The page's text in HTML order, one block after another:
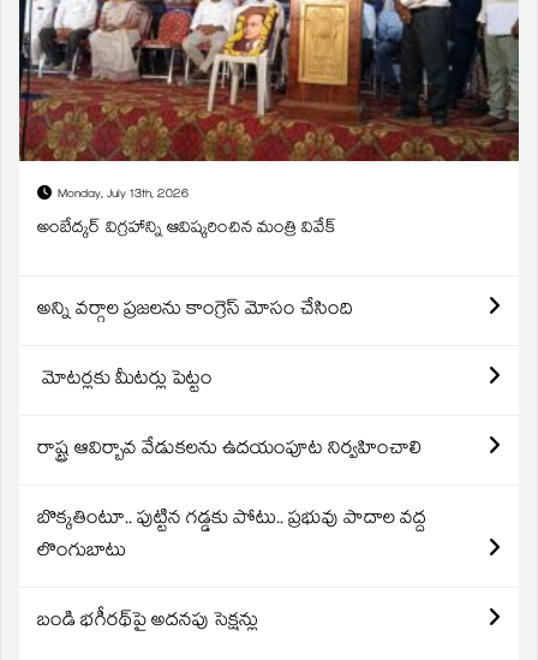
Monday, July 13th, 2026
అంబేద్కర్ విగ్రహాన్ని ఆవిష్కరించిన మంత్రి వివేక్
అన్ని వర్గాల ప్రజలను కాంగ్రెస్ మోసం చేసింది
మోటర్లకు మీటర్లు పెట్టం
రాష్ట్ర ఆవిర్బావ వేడుకలను ఉదయంపూట నిర్వహించాలి
బొక్కతింటూ.. పుట్టిన గడ్డకు పోటు.. ప్రభువు పాదాల వద్ద
లొంగుబాటు
బండి భగీరథ్‌పై అదనపు సెక్షన్లు